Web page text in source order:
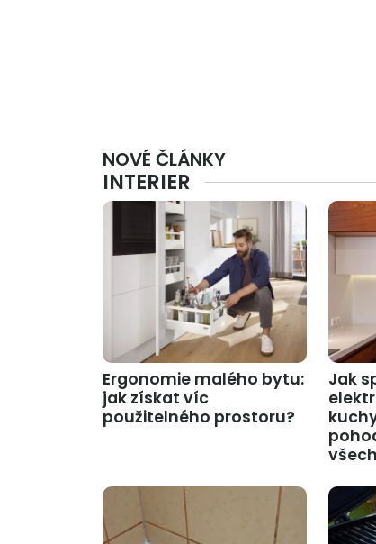
NOVÉ ČLÁNKY
INTERIER
Ergonomie malého bytu:
jak získat víc
použitelného prostoru?
Jak